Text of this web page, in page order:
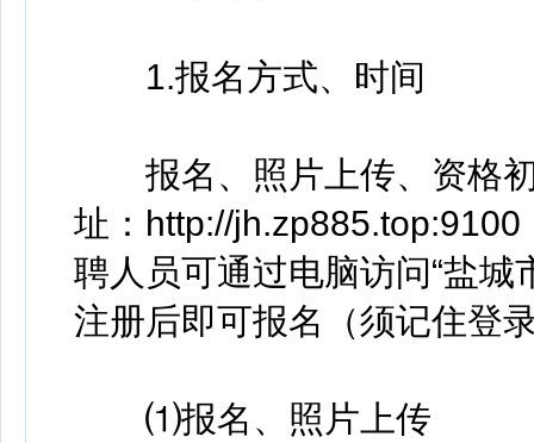
1.报名方式、时间
报名、照片上传、资格初
址：http://
聘人员可通过电脑访问“盐城
注册后即可报名（须记住登
⑴报名、照片上传